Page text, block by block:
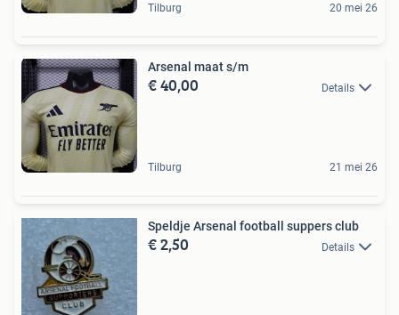
Tilburg 20 mei 26
Arsenal maat s/m
€ 40,00 Details
Tilburg 21 mei 26
Speldje Arsenal football suppers club
€ 2,50 Details